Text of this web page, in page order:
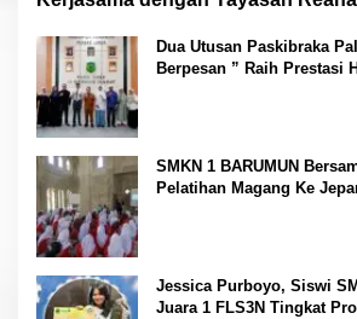
Dua Utusan Paskibraka
Berpesan ” Raih Prestasi
SMKN 1 BARUMUN
Pelatihan Magang Ke
Jessica Purboyo, Siswi
Juara 1 FLS3N Tingkat